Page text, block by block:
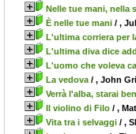
Nelle tue mani, nella
È nelle tue mani / ,
L'ultima corriera per
L'ultima diva dice
L'uomo che voleva
La vedova / , John
Verrà l'alba, starai
Il violino di Filo / ,
Vita tra i selvaggi / ,